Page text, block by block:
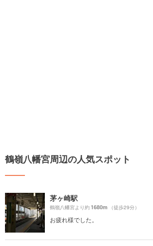
鶴嶺八幡宮周辺の人気スポット
茅ヶ崎駅
鶴嶺八幡宮より約1680m （徒歩29分）
お疲れ様でした。